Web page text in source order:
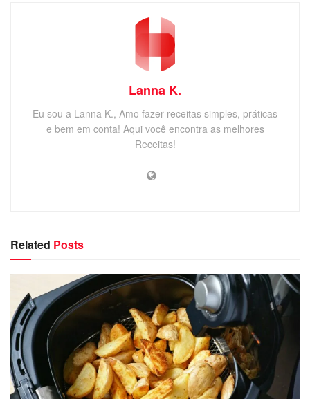
Lanna K.
Eu sou a Lanna K., Amo fazer receitas simples, práticas
e bem em conta! Aqui você encontra as melhores
Receitas!
Related Posts